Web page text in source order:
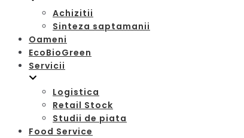
Achizitii
Sinteza saptamanii
Oameni
EcoBioGreen
Servicii
Logistica
Retail Stock
Studii de piata
Food Service